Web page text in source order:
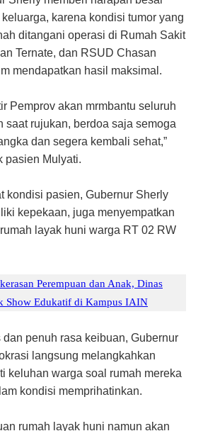
karena kondisi tumor yang
ditangani operasi di Rumah Sakit
Ternate, dan RSUD Chasan
mendapatkan hasil maksimal.
Pemprov akan mrmbantu seluruh
saat rujukan, berdoa saja semoga
dan segera kembali sehat,”
pasien Mulyati.
kondisi pasien, Gubernur Sherly
kepekaan, juga menyempatkan
layak huni warga RT 02 RW
Perempuan dan Anak, Dinas
Show Edukatif di Kampus IAIN
penuh rasa keibuan, Gubernur
langsung melangkahkan
keluhan warga soal rumah mereka
kondisi memprihatinkan.
rumah layak huni namun akan